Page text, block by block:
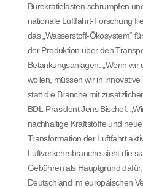
Bürokratielasten schrumpfen
nationale Luftfahrt-Forschung
das „Wasserstoff-Ökosystem“
der Produktion über den
Betankungsanlagen. „Wenn wir
wollen, müssen wir in innovative
statt die Branche mit
BDL-Präsident Jens Bischof.
nachhaltige Kraftstoffe und
Transformation der Luftfahrt
Luftverkehrsbranche sieht die
Gebühren als Hauptgrund
Deutschland im europäischen